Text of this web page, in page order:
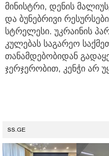
მინისტრი, დენის
და ბუნებრივი
სტრელესი. უკრაინის
კულებას საგარეო
თანამდებობიდან
ჯერჯერობით, კენჭი არ
SS.GE